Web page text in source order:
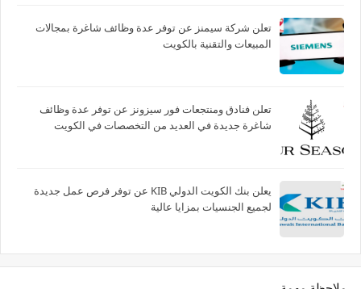
تعلن شركة سيمنز عن توفر عدة وظائف شاغرة بمجالات
المبيعات والتقنية بالكويت
تعلن فنادق ومنتجعات فور سيزونز‏ عن توفر عدة وظائف
شاغرة جديدة في العديد من التخصصات في الكويت
يعلن بنك الكويت الدولي KIB عن توفر فرص عمل جديدة
لجميع الجنسيات بمزايا عالية